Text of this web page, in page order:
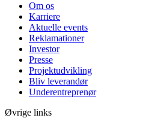
Om os
Karriere
Aktuelle events
Reklamationer
Investor
Presse
Projektudvikling
Bliv leverandør
Underentreprenør
Øvrige links